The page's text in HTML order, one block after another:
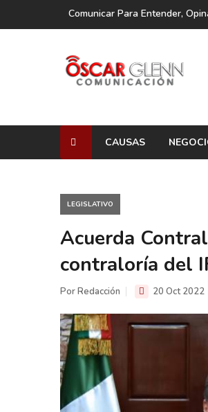
Comunicar Para Entender,
CAUSAS
LEGISLATIVO
Acuerda
contraloría del
Por Redacción 20 Oct 2022